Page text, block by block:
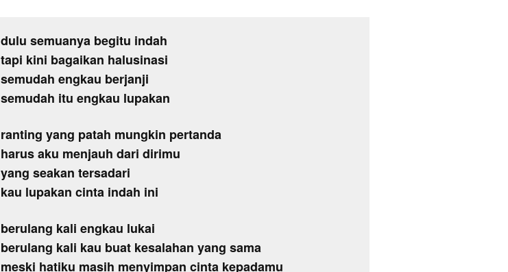
dulu semuanya begitu indah
tapi kini bagaikan halusinasi
semudah engkau berjanji
semudah itu engkau lupakan
ranting yang patah mungkin pertanda
harus aku menjauh dari dirimu
yang seakan tersadari
kau lupakan cinta indah ini
berulang kali engkau lukai
berulang kali kau buat kesalahan yang sama
meski hatiku masih menyimpan cinta kepadamu